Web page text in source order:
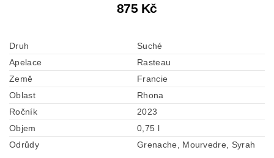
875 Kč
Druh
Suché
Apelace
Rasteau
Země
Francie
Oblast
Rhona
Ročník
2023
Objem
0,75 l
Odrůdy
Grenache, Mourvedre, Syrah